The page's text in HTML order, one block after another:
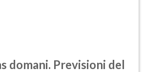
domani. Previsioni del